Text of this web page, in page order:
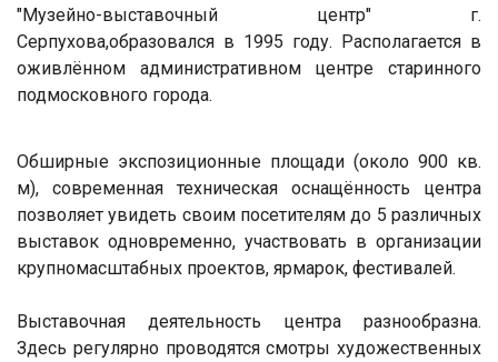
"Музейно-выставочный центр" г.
Серпухова,образовался в 1995 году. Располагается в
оживлённом административном центре старинного
подмосковного города.
Обширные экспозиционные площади (около 900 кв.
м), современная техническая оснащённость центра
позволяет увидеть своим посетителям до 5 различных
выставок одновременно, участвовать в организации
крупномасштабных проектов, ярмарок, фестивалей.
Выставочная деятельность центра разнообразна.
Здесь регулярно проводятся смотры художественных